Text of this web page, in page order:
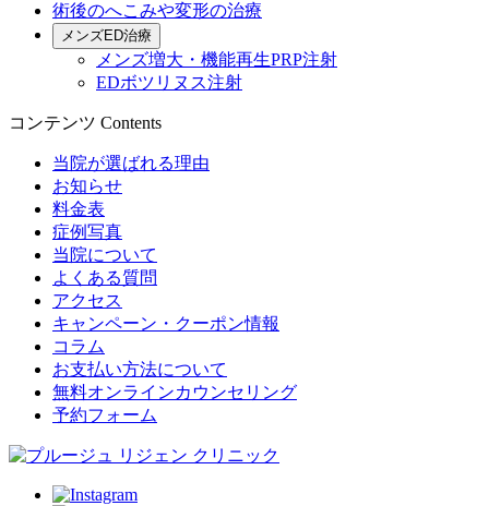
術後のへこみや変形の治療
メンズED治療
メンズ増大・機能再生PRP注射
EDボツリヌス注射
コンテンツ Contents
当院が選ばれる理由
お知らせ
料金表
症例写真
当院について
よくある質問
アクセス
キャンペーン・クーポン情報
コラム
お支払い方法について
無料オンラインカウンセリング
予約フォーム